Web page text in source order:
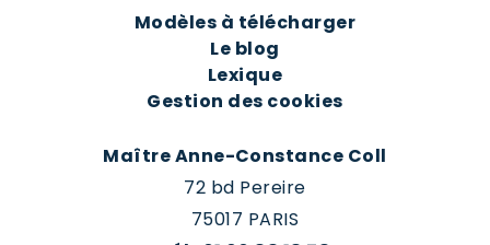
Modèles à télécharger
Le blog
Lexique
Gestion des cookies
Maître Anne-Constance Coll
72 bd Pereire
75017 PARIS